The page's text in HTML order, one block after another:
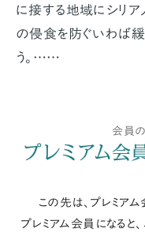
に接する地域にシリア
の侵食を防ぐいわば緩
う。……
会員
プレミアム会
この先は、プレミア
プレミアム会員になると